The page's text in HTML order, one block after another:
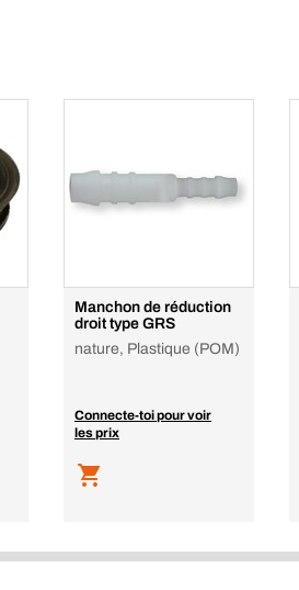
Manchon de réduction
droit type GRS
nature, Plastique (POM)
Connecte-toi pour voir
les prix